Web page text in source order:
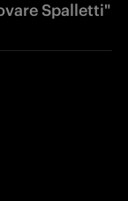
Spalletti"